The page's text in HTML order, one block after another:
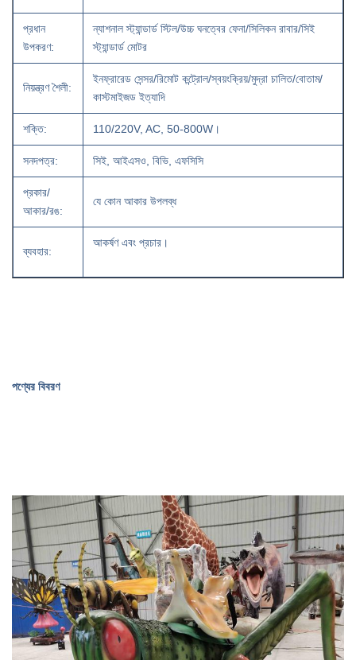
প্রধান
উপকরণ:
ন্যাশনাল স্ট্যান্ডার্ড স্টিল/উচ্চ ঘনত্বের ফেনা/সিলিকন রাবার/সিই
স্ট্যান্ডার্ড মোটর
নিয়ন্ত্রণ শৈলী:
ইনফ্রারেড সেন্সর/রিমোট কন্ট্রোল/স্বয়ংক্রিয়/মুদ্রা চালিত/বোতাম/
কাস্টমাইজড ইত্যাদি
শক্তি: 110/220V, AC, 50-800W।
সনদপত্র: সিই, আইএসও, বিভি, এফসিসি
প্রকার/
আকার/রঙ:
যে কোন আকার উপলব্ধ
ব্যবহার:
আকর্ষণ এবং প্রচার।
পণ্যের বিবরণ